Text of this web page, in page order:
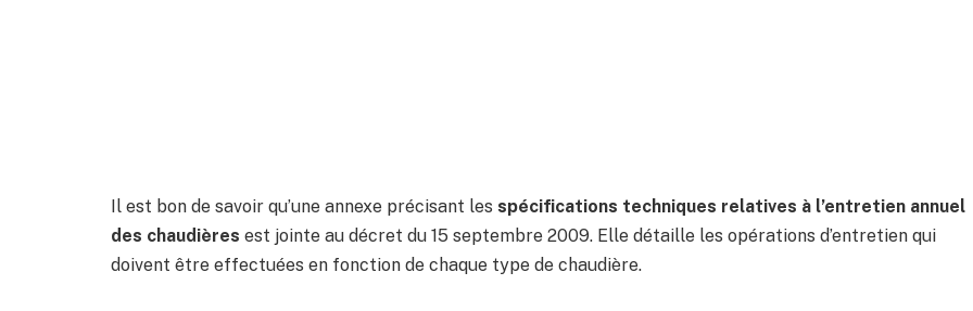
Il est bon de savoir qu’une annexe précisant les spécifications techniques relatives à l’entretien annuel
des chaudières est jointe au décret du 15 septembre 2009. Elle détaille les opérations d’entretien qui
doivent être effectuées en fonction de chaque type de chaudière.